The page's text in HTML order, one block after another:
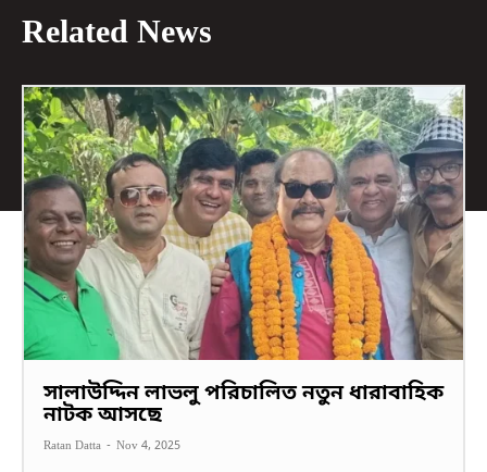
Related News
সালাউদ্দিন লাভলু পরিচালিত নতুন ধারাবাহিক
নাটক আসছে
Ratan Datta - Nov 4, 2025